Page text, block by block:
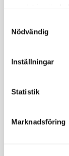
Nödvändig
Inställningar
Statistik
Marknadsföring
Specifikation